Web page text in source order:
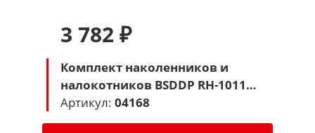
3 782 ₽
Комплект наколенников и
налокотников BSDDP RH-1011
(черный-зеленый)
Артикул: 04168